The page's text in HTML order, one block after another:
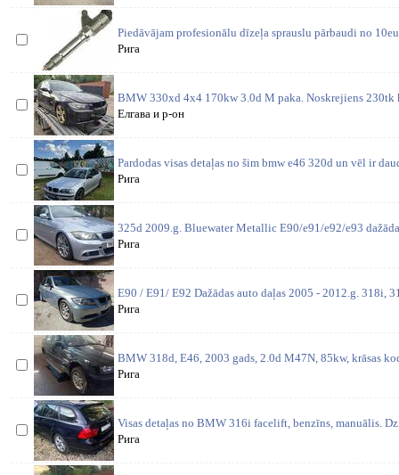
Piedāvājam profesionālu dīzeļa sprauslu pārbaudi no
Рига
BMW 330xd 4x4 170kw 3.0d M paka. Noskrejiens 230tk
Елгава и р-он
Pardodas visas detaļas no šim bmw e46 320d un vēl ir
Рига
325d 2009.g. Bluewater Metallic E90/e91/e92/e93
Рига
E90 / E91/ E92 Dažādas auto daļas 2005 - 2012.g. 318i,
Рига
BMW 318d, E46, 2003 gads, 2.0d M47N, 85kw, krāsas
Рига
Visas detaļas no BMW 316i facelift, benzīns, manuālis.
Рига